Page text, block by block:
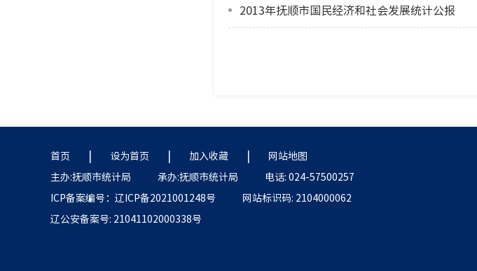
2013年抚顺市国民经济和社会发展统计公报
首页 | 设为首页 | 加入收藏 |
网站地图
主办:抚顺市统计局
承办:抚顺市统计局
电话: 024-57500257
ICP备案编号：辽ICP备2021001248号
网站标识码: 2104000062
辽公安备案号: 21041102000338号